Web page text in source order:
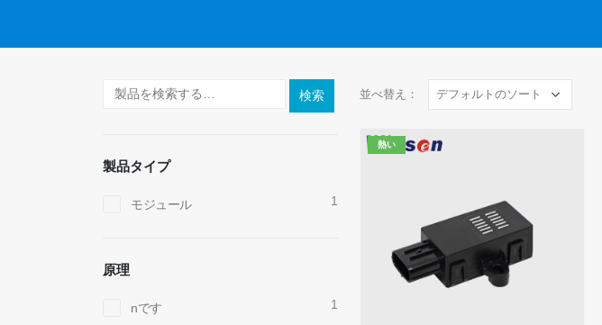
並べ替え：
熱い
検索
製品タイプ
モジュール 1
原理
nです 1